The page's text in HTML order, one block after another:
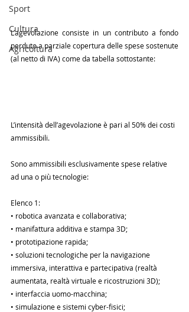
Sport
Cultura
Agricoltura
L’agevolazione consiste in un contributo a fondo
perduto a parziale copertura delle spese sostenute
(al netto di IVA) come da tabella sottostante:
L’intensità dell’agevolazione è pari al 50% dei costi
ammissibili.
Sono ammissibili esclusivamente spese relative
ad una o più tecnologie:
Elenco 1:
• robotica avanzata e collaborativa;
• manifattura additiva e stampa 3D;
• prototipazione rapida;
• soluzioni tecnologiche per la navigazione
immersiva, interattiva e partecipativa (realtà
aumentata, realtà virtuale e ricostruzioni 3D);
• interfaccia uomo-macchina;
• simulazione e sistemi cyber-fisici;